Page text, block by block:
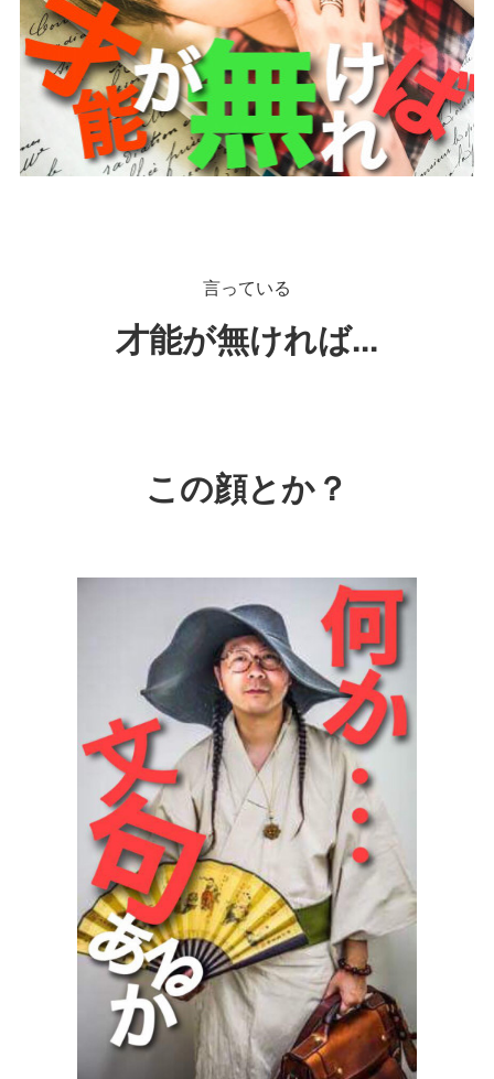
言っている
才能が無ければ...
この顔とか？